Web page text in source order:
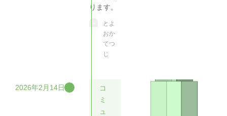
ります。
とよ
おか
てつ
じ
2026年2月14日
コ
ミ
ュ